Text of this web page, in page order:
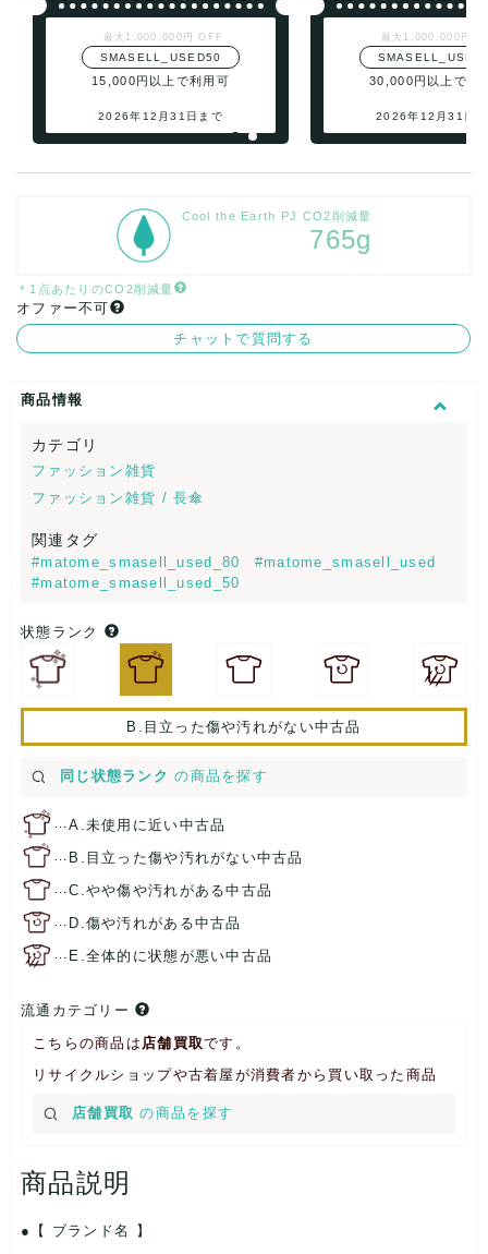
最大1,000,000円 OFF
SMASELL_USED50
15,000円以上で利用可
2026年12月31日まで
最大1,000,000円
30,000円以上で利
2026年12月31日
Cool the Earth PJ CO2削減量
765g
＊1点あたりのCO2削減量
オファー不可
チャットで質問する
商品情報
カテゴリ
ファッション雑貨
ファッション雑貨 / 長傘
関連タグ
#matome_smasell_used_80
#matome_smasell_used
#matome_smasell_used_50
状態ランク
B.目立った傷や汚れがない中古品
同じ状態ランク の商品を探す
…A.未使用に近い中古品
… B.目立った傷や汚れがない中古品
…C.やや傷や汚れがある中古品
… D.傷や汚れがある中古品
… E.全体的に状態が悪い中古品
流通カテゴリー
こちらの商品は 店舗買取です。
リサイクルショップや古着屋が消費者から買い取った商品
店舗買取 の商品を探す
商品説明
【 ブランド名 】